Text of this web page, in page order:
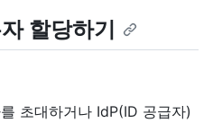
할당하기
초대하거나 IdP(ID 공급자)